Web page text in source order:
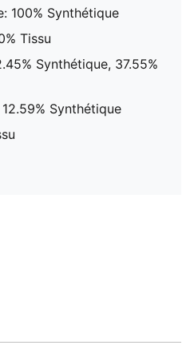
100% Synthétique
Tissu
Synthétique, 37.55%
Synthétique